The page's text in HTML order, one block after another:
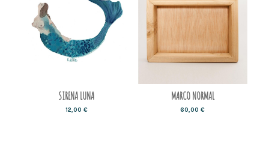
SIRENA LUNA
12,00 €
MARCO NORMAL
60,00 €